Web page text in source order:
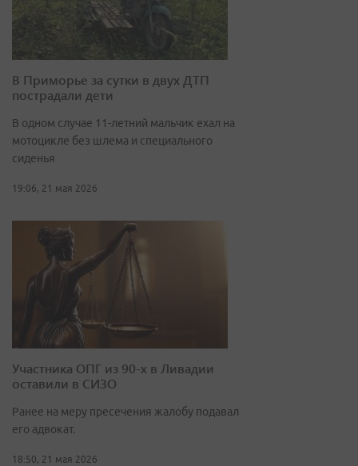
В Приморье за сутки в двух ДТП
пострадали дети
В одном случае 11-летний мальчик ехал на
мотоцикле без шлема и специального
сиденья
19:06, 21 мая 2026
Участника ОПГ из 90-х в Ливадии
оставили в СИЗО
Ранее на меру пресечения жалобу подавал
его адвокат.
18:50, 21 мая 2026